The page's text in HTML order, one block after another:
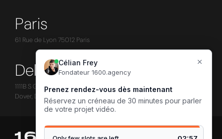
Paris
61 Rue de Lyon 75012 Paris
Delaware
1111B S Governors Ave # 83525
Dover, DE 19904